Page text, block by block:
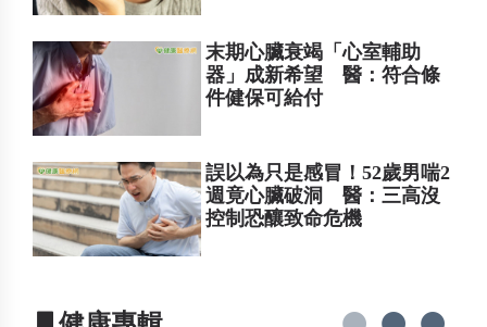
末期心臟衰竭「心室輔助
器」成新希望 醫：符合條
件健保可給付
誤以為只是感冒！52歲男喘2
週竟心臟破洞 醫：三高沒
控制恐釀致命危機